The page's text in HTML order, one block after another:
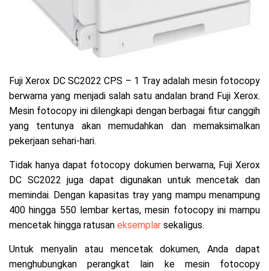
Fuji Xerox DC SC2022 CPS – 1 Tray adalah mesin fotocopy
berwarna yang menjadi salah satu andalan brand Fuji Xerox.
Mesin fotocopy ini dilengkapi dengan berbagai fitur canggih
yang tentunya akan memudahkan dan memaksimalkan
pekerjaan sehari-hari.
Tidak hanya dapat fotocopy dokumen berwarna, Fuji Xerox
DC SC2022 juga dapat digunakan untuk mencetak dan
memindai. Dengan kapasitas tray yang mampu menampung
400 hingga 550 lembar kertas, mesin fotocopy ini mampu
mencetak hingga ratusan eksemplar sekaligus.
Untuk menyalin atau mencetak dokumen, Anda dapat
menghubungkan perangkat lain ke mesin fotocopy